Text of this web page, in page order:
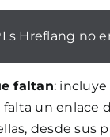
Hreflang no
faltan:
falta un
desde sus